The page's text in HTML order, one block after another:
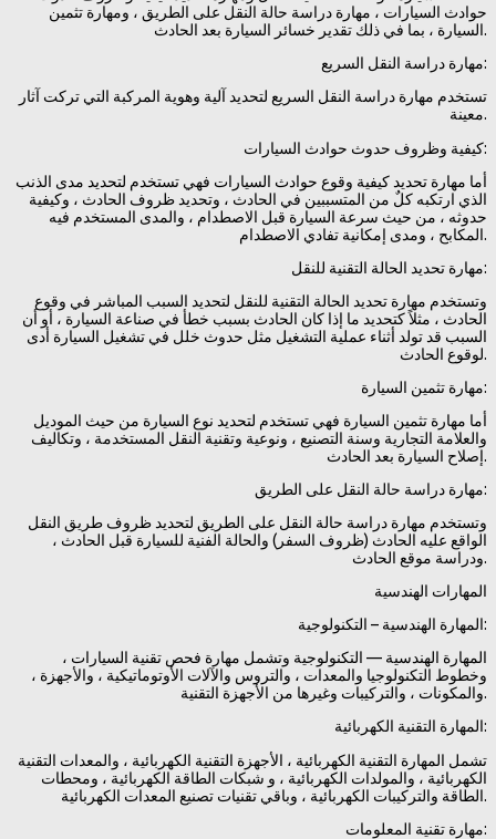
حوادث السيارات ، مهارة دراسة حالة النقل على الطريق ، ومهارة تثمين
السيارة ، بما في ذلك تقدير خسائر السيارة بعد الحادث.
مهارة دراسة النقل السريع:
تستخدم مهارة دراسة النقل السريع لتحديد آلية وهوية المركبة التي تركت آثار
معينة.
كيفية وظروف حدوث حوادث السيارات:
أما مهارة تحديد كيفية وقوع حوادث السيارات فهي تستخدم لتحديد مدى الذنب
الذي ارتكبه كلٌ من المتسببين في الحادث ، وتحديد ظروف الحادث ، وكيفية
حدوثه ، من حيث سرعة السيارة قبل الاصطدام ، والمدى المستخدم فيه
المكابح ، ومدى إمكانية تفادي الاصطدام.
مهارة تحديد الحالة التقنية للنقل:
وتستخدم مهارة تحديد الحالة التقنية للنقل لتحديد السبب المباشر في وقوع
الحادث ، مثلاً كتحديد ما إذا كان الحادث بسبب خطأ في صناعة السيارة ، أو أن
السبب قد تولد أثناء عملية التشغيل مثل حدوث خلل في تشغيل السيارة أدى
لوقوع الحادث.
مهارة تثمين السيارة:
أما مهارة تثمين السيارة فهي تستخدم لتحديد نوع السيارة من حيث الموديل
والعلامة التجارية وسنة التصنيع ، ونوعية وتقنية النقل المستخدمة ، وتكاليف
إصلاح السيارة بعد الحادث.
مهارة دراسة حالة النقل على الطريق:
وتستخدم مهارة دراسة حالة النقل على الطريق لتحديد ظروف طريق النقل
الواقع عليه الحادث (ظروف السفر) والحالة الفنية للسيارة قبل الحادث ،
ودراسة موقع الحادث.
المهارات الهندسية
المهارة الهندسية – التكنولوجية:
المهارة الهندسية — التكنولوجية وتشمل مهارة فحص تقنية السيارات ،
وخطوط التكنولوجيا والمعدات ، والتروس والآلات الأوتوماتيكية ، والأجهزة ،
والمكونات ، والتركيبات وغيرها من الأجهزة التقنية.
المهارة التقنية الكهربائية:
تشمل المهارة التقنية الكهربائية ، الأجهزة التقنية الكهربائية ، والمعدات التقنية
الكهربائية ، والمولدات الكهربائية ، و شبكات الطاقة الكهربائية ، ومحطات
الطاقة والتركيبات الكهربائية ، وباقي تقنيات تصنيع المعدات الكهربائية.
مهارة تقنية المعلومات: